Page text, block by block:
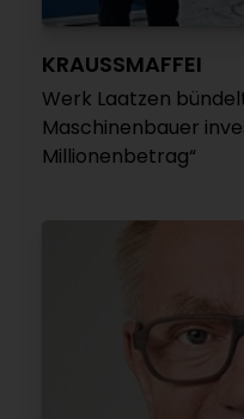
KRAUSSMAFFEI
Werk Laatzen
Maschinenbauer
Millionenbetrag“